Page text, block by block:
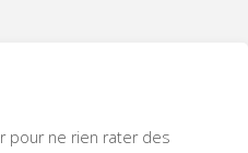
pour ne rien rater des